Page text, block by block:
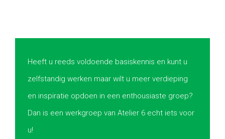
Heeft u reeds voldoende basiskennis en kunt u
zelfstandig werken maar wilt u meer verdieping
en inspiratie opdoen in een enthousiaste groep?
Dan is een werkgroep van Atelier 6 echt iets voor
u!